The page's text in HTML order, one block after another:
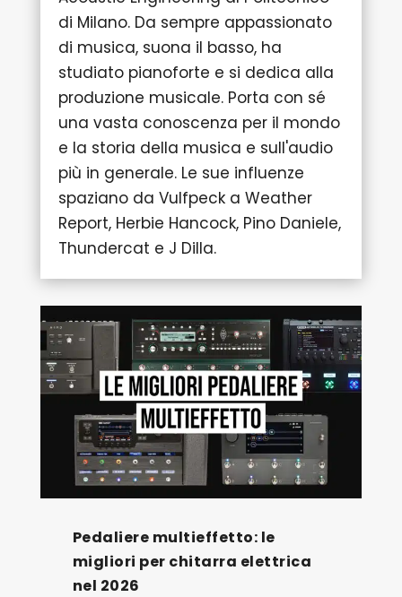
di Milano. Da sempre appassionato
di musica, suona il basso, ha
studiato pianoforte e si dedica alla
produzione musicale. Porta con sé
una vasta conoscenza per il mondo
e la storia della musica e sull'audio
più in generale. Le sue influenze
spaziano da Vulfpeck a Weather
Report, Herbie Hancock, Pino Daniele,
Thundercat e J Dilla.
Pedaliere multieffetto: le
migliori per chitarra elettrica
nel 2026